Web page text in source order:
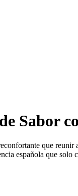
Sabor
que
española que